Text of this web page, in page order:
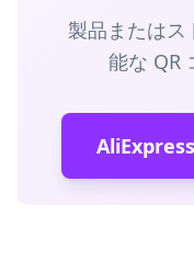
製品または
能な QR